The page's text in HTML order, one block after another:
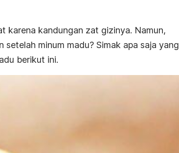
karena kandungan zat gizinya. Namun,
minum madu? Simak apa saja yang
berikut ini.